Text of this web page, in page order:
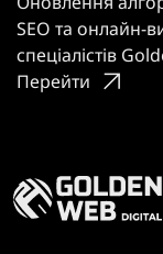
SEO та онлайн-
спеціалістів
Перейти